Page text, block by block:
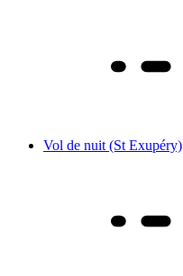
Vol de nuit (St Exupéry)